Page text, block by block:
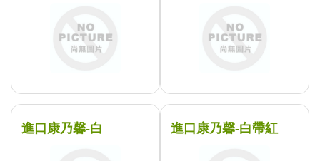
進口康乃馨-白 進口康乃馨-白帶紅